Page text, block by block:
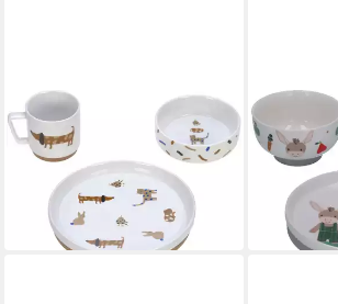
LÄSSIG
Kindergeschirr-Set Little
Mateys, royal blue
29,99 € 33,95 €
-12%
in 3-4 Werktagen bei dir
Emmis
39,99 €
in 3-4